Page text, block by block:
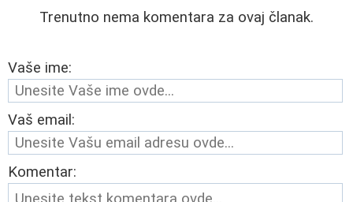
Trenutno nema komentara za ovaj članak.
Vaše ime:
Vaš email:
Komentar: